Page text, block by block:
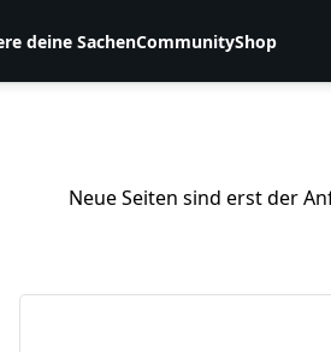
deine SachenCommunityShop
Neue Seiten sind erst der